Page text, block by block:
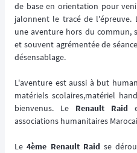
de base en orientation pour
jalonnent le tracé de l'épreuve.
une aventure hors du commun,
et souvent agrémentée de
désensablage.
L'aventure est aussi à but
matériels scolaires,matériel
bienvenus. Le Renault Raid
associations humanitaires
Le4ème Renault Raid se